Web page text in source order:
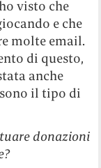
visto che
e che
molte email.
di questo,
anche
il tipo di
donazioni